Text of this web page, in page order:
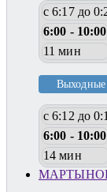
с 6:17 до
6:00 - 10:00
11 мин
с 6:12 до
6:00 - 10:00
14 мин